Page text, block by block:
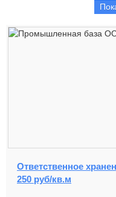
Ответственное
250 руб/кв.м